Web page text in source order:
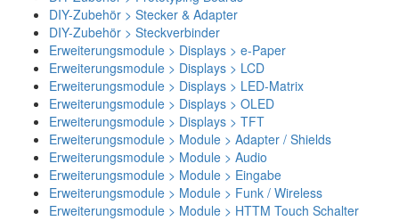
DIY-Zubehör > Stecker & Adapter
DIY-Zubehör > Steckverbinder
Erweiterungsmodule > Displays > e-Paper
Erweiterungsmodule > Displays > LCD
Erweiterungsmodule > Displays > LED-Matrix
Erweiterungsmodule > Displays > OLED
Erweiterungsmodule > Displays > TFT
Erweiterungsmodule > Module > Adapter / Shields
Erweiterungsmodule > Module > Audio
Erweiterungsmodule > Module > Eingabe
Erweiterungsmodule > Module > Funk / Wireless
Erweiterungsmodule > Module > HTTM Touch Schalter